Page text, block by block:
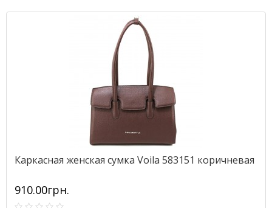
Каркасная женская сумка Voila 583151 коричневая
910.00грн.